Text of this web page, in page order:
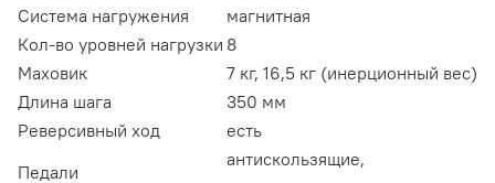
Система нагружения
магнитная
Кол-во уровней нагрузки 8
Маховик
7 кг, 16,5 кг (инерционный вес)
Длина шага
350 мм
Реверсивный ход
есть
Педали
антискользящие,